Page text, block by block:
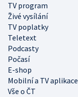
TV program
Živé vysílání
TV poplatky
Teletext
Podcasty
Počasí
E-shop
Mobilní a TV aplikace
Vše o ČT